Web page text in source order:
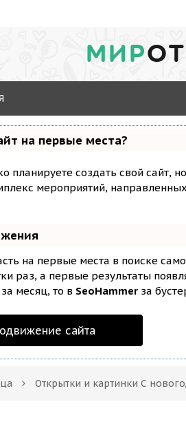
МИР
на первые места?
планируете создать свой сайт,
мероприятий,
на первые места в поиске
раз, а первые результаты
месяц, то в SeoHammer за
сайта
Открытки и картинки С